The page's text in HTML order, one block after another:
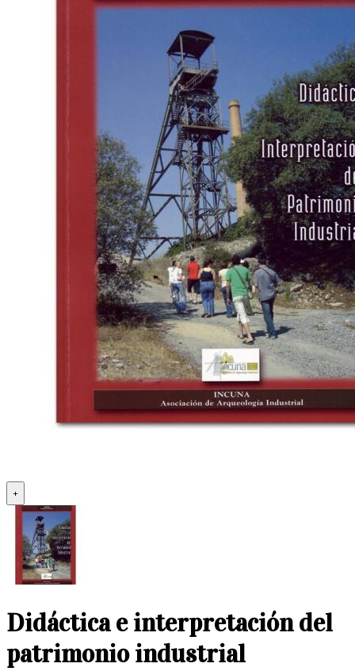
+
Didáctica e interpretación del
patrimonio industrial